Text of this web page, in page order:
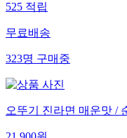
525적립
무료배송
323명구매중
오뚜기 진라면 매운맛 /